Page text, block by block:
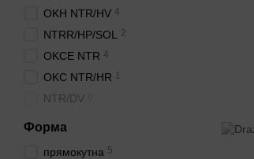
OKH NTR/HV 4
NTRR/HP/SOL 2
OKCE NTR 4
OKC NTR/HR 1
NTR/DV
Форма
прямокутна 5